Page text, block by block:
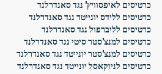
כרטיסים לאיפסוויץ' נגד סאנדרלנד
כרטיסים ללידס יונייטד נגד סאנדרלנד
כרטיסים לליברפול נגד סאנדרלנד
כרטיסים למנצ'סטר סיטי נגד סאנדרלנד
כרטיסים למנצ'סטר יונייטד נגד סאנדרלנד
כרטיסים לניוקאסל יונייטד נגד סאנדרלנד